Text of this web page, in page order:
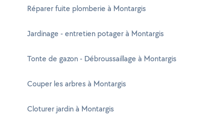
Réparer fuite plomberie à Montargis
Jardinage - entretien potager à Montargis
Tonte de gazon - Débroussaillage à Montargis
Couper les arbres à Montargis
Cloturer jardin à Montargis